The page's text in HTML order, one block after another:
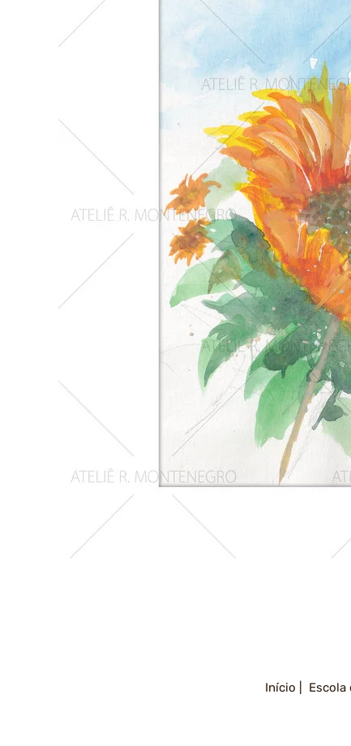
Início | Escola